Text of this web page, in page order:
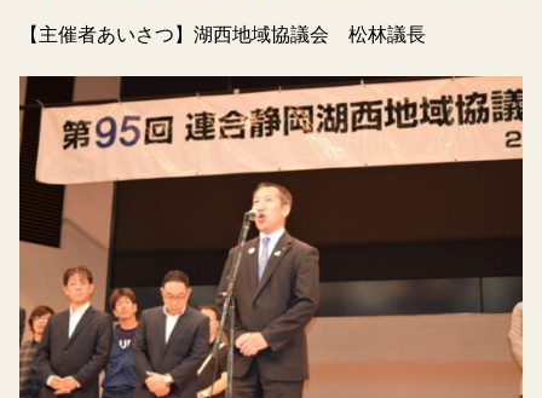
【主催者あいさつ】湖西地域協議会 松林議長